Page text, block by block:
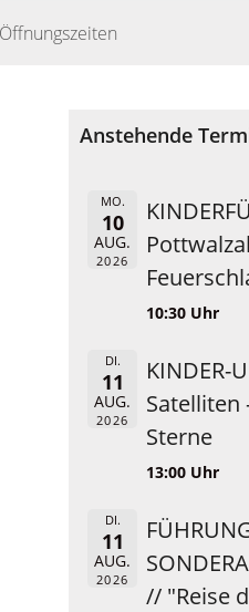
Öffnungszeiten
Anstehende
MO.
10
AUG.
2026
10:30 Uhr
DI.
11
AUG.
2026
KINDER-
Satelliten
Sterne
13:00 Uhr
DI.
11
AUG.
2026
// "Reise